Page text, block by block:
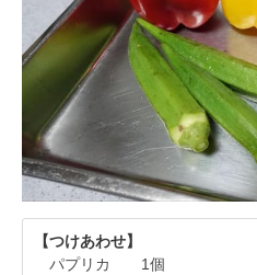
【つけあわせ】
パプリカ 1個